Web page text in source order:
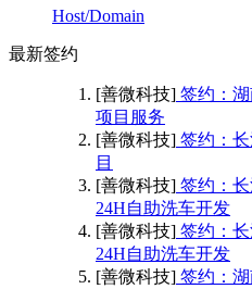
Host/Domain
最新签约
[善微科技] 签约：
项目服务
[善微科技] 签约：
目
[善微科技] 签约：
24H自助洗车开发
[善微科技] 签约：
24H自助洗车开发
[善微科技] 签约：